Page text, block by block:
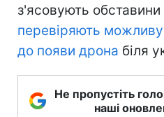
з'ясовують обставини
перевіряють можливу
до появи дрона біля
Не пропустіть
наші